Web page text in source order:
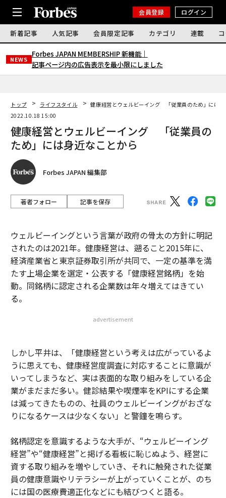
会員登録 ログイン
新着記事 人気記事 会員限定記事 カテゴリ 連載
NEWS
Forbes JAPAN MEMBERSHIP 新機能｜
記事ページ内の広告表示を最小限にしました
トップ ライフスタイル
健康経営とウェルビーイング 「従業員のため」には身
2022.10.18 15:00
健康経営とウェルビーイング 「従業員の
ため」には身近なことから
Forbes JAPAN 編集部
著者フォロー 記事を保存
ウェルビーイングという言葉が政府の骨太の方針に明記
されたのは2021年。健康経営は、遡ること2015年に、
経済産業省と東京証券取引所が共同で、一定の基準を満
たす上場企業を選定・公表する「健康経営銘柄」を始
動。同銘柄に認定される企業数は年々増えてはきてい
る。
advertisement
しかし平井は、「健康経営という考えは広がっているよ
うに思えても、健康経営度調査に対応することに意識が
いってしまうなど、実は表面的な取り組みをしている企
業がまだまだ多い。健診結果や喫煙率をKPIにする企業
は減ってきたものの、社員のウェルビーイングがおざな
りになるケースは少なくない」と警鐘を鳴らす。
銘柄認定を意識するような大手が、“ウェルビーイング
経営”や“健康経営”と掲げる看板に恥じぬよう、経営に
資する取り組みを増やしていき、それに触発された従業
員の健康意識やリテラシーが上がっていくことが、のち
には国の医療費適正化などにも結びつくと語る。